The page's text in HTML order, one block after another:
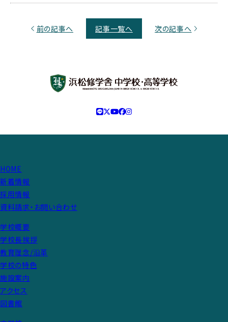
前の記事へ 記事一覧へ 次の記事へ
HOME
新着情報
採用情報
資料請求・お問い合わせ
学校概要
学校長挨拶
教育理念/沿革
学校の特色
施設案内
アクセス
図書館